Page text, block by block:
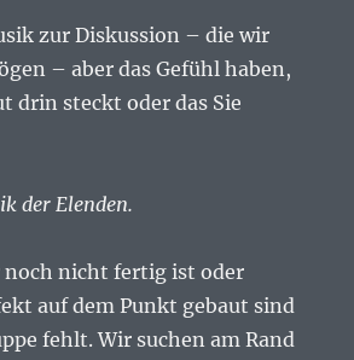
zur Diskussion – die wir
– aber das Gefühl haben,
drin steckt oder das Sie
der Elenden.
noch nicht fertig ist oder
auf dem Punkt gebaut sind
fehlt. Wir suchen am Rand